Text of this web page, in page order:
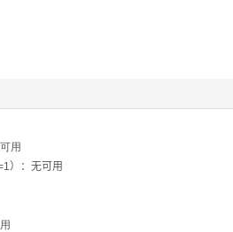
用
）：无可用